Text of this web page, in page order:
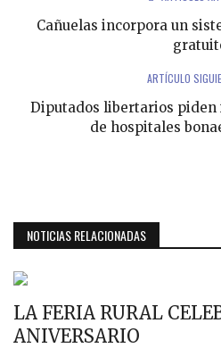
Cañuelas incorpora un
ARTÍCULO
Diputados libertarios piden
de hospitales
NOTICIAS RELACIONADAS
LA FERIA RURAL
ANIVERSARIO